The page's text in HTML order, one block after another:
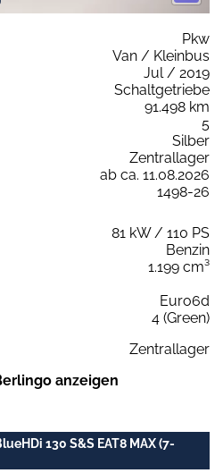
Pkw
Van / Kleinbus
Jul / 2019
Schaltgetriebe
91.498 km
5
Silber
Zentrallager
ab ca. 11.08.2026
1498-26
81 kW / 110 PS
Benzin
1.199 cm³
Euro6d
4 (Green)
Zentrallager
anzeigen
130 S&S EAT8 MAX (7-